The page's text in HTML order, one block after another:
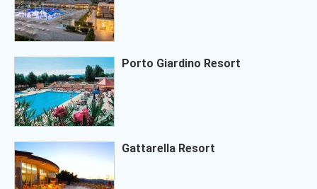
Porto Giardino Resort
Gattarella Resort